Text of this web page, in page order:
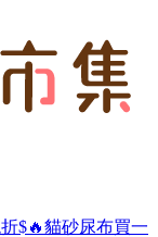
$🔥貓砂尿布買一